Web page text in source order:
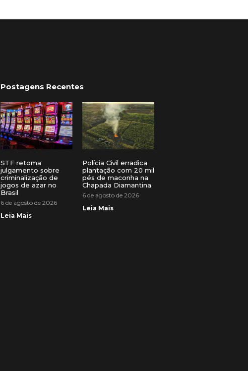
Postagens Recentes
STF retoma
julgamento sobre
criminalização de
jogos de azar no
Brasil
6 de agosto de 2026
Leia Mais
Polícia Civil erradica
plantação com 20 mil
pés de maconha na
Chapada Diamantina
6 de agosto de 2026
Leia Mais